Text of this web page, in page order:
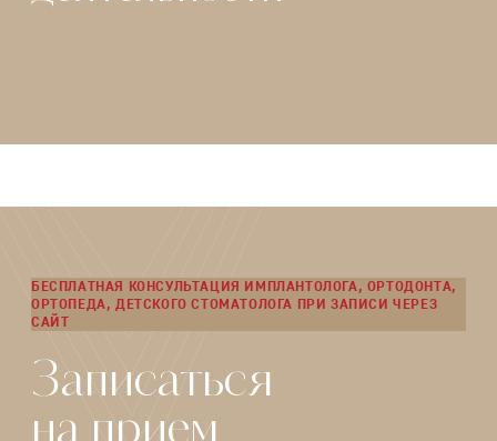
БЕСПЛАТНАЯ КОНСУЛЬТАЦИЯ ИМПЛАНТОЛОГА, ОРТОДОНТА,
ОРТОПЕДА, ДЕТСКОГО СТОМАТОЛОГА ПРИ ЗАПИСИ ЧЕРЕЗ
САЙТ
Записаться